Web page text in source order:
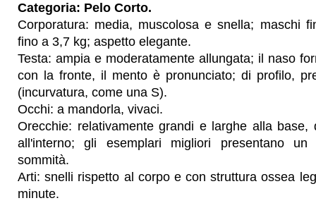
Categoria: Pelo Corto.
Corporatura: media, muscolosa e snella; maschi
fino a 3,7 kg; aspetto elegante.
Testa: ampia e moderatamente allungata; il naso
con la fronte, il mento è pronunciato; di profilo,
(incurvatura, come una S).
Occhi: a mandorla, vivaci.
Orecchie: relativamente grandi e larghe alla
all'interno; gli esemplari migliori presentano
sommità.
Arti: snelli rispetto al corpo e con struttura ossea
minute.